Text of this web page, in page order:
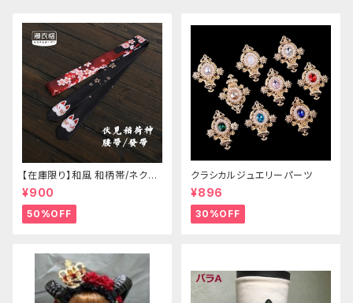
【在庫限り】和風 和柄帯/ネクタ
イ/リボン（狐面/金魚
¥900
50%OFF
クラシカルジュエリーパーツ
¥896
30%OFF